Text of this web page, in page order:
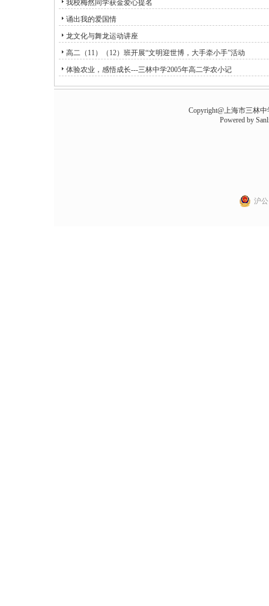
我校梅然同学获金爱心提名
诵出我的爱国情
龙文化与舞龙运动讲座
高二（11）（12）班开展“文明迎世博，大手牵小手”活动
体验农业，感悟成长---三林中学2005年高二学农小记
Copyright@上海市三林中
Powered by
沪公